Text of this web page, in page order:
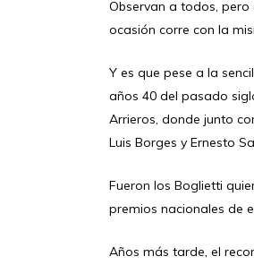
Observan a todos, pero
ocasión corre con la
Y es que pese a la
años 40 del pasado
Arrieros, donde junto
Luis Borges y Ernesto
Fueron los Boglietti
premios nacionales de
Años más tarde, el